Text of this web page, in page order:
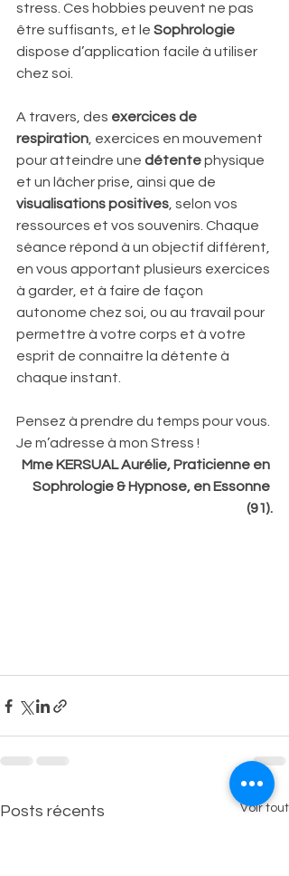
stress. Ces hobbies peuvent ne pas
être suffisants, et le Sophrologie
dispose d’application facile à utiliser
chez soi.
A travers, des exercices de
respiration , exercices en mouvement
pour atteindre une détente physique
et un lâcher prise, ainsi que de
visualisations positives , selon vos
ressources et vos souvenirs. Chaque
séance répond à un objectif différent,
en vous apportant plusieurs exercices
à garder, et à faire de façon
autonome chez soi, ou au travail pour
permettre à votre corps et à votre
esprit de connaitre la détente à
chaque instant.
Pensez à prendre du temps pour vous.
Je m’adresse à mon Stress !
Mme KERSUAL Aurélie, Praticienne en
Sophrologie & Hypnose, en Essonne
(91).
Posts récents Voir tout